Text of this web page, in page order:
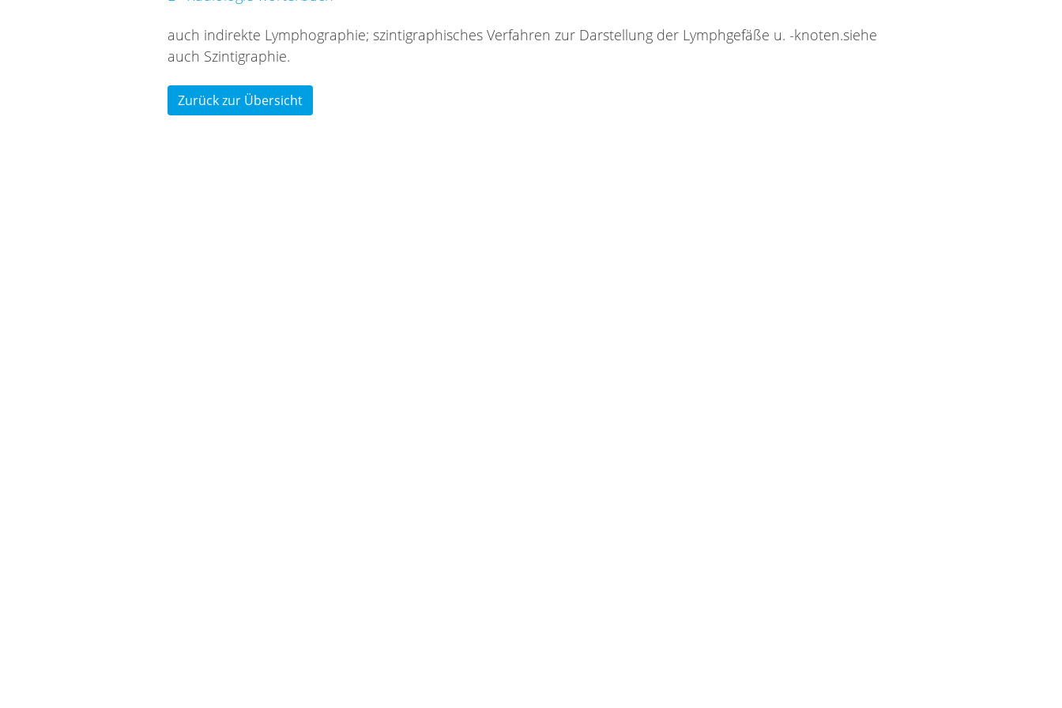
auch in­di­rek­te Lym­pho­gra­phie; szin­ti­gra­phi­sches Ver­fah­ren zur Dar­stel­lung der Lymph­ge­fä­ße u. -kno­ten.sie­he
auch Szin­ti­gra­phie.
Zurück zur Übersicht